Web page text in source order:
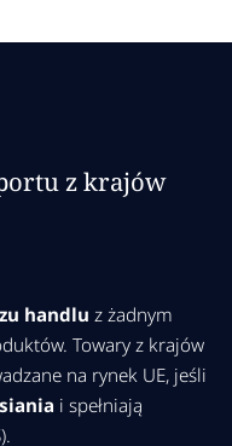
możliwe ścieżki
–
raportów
z krajów
handlu z żadnym
Towary z krajów
na rynek UE, jeśli
i spełniają